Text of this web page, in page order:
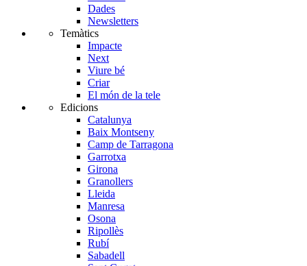
Dades
Newsletters
Temàtics
Impacte
Next
Viure bé
Criar
El món de la tele
Edicions
Catalunya
Baix Montseny
Camp de Tarragona
Garrotxa
Girona
Granollers
Lleida
Manresa
Osona
Ripollès
Rubí
Sabadell